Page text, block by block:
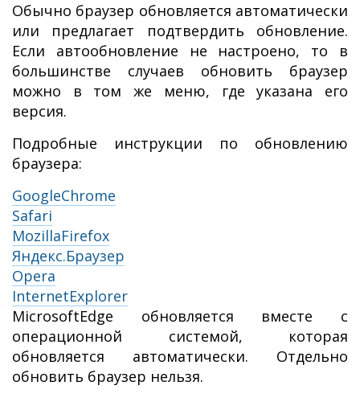
Обычно браузер обновляется автоматически
или предлагает подтвердить обновление.
Если автообновление не настроено, то в
большинстве случаев обновить браузер
можно в том же меню, где указана его
версия.
Подробные инструкции по обновлению
браузера:
GoogleChrome
Safari
MozillaFirefox
Яндекс.Браузер
Opera
InternetExplorer
MicrosoftEdge обновляется вместе с
операционной системой, которая
обновляется автоматически. Отдельно
обновить браузер нельзя.